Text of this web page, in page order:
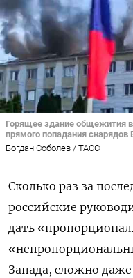
Горящее здание общежития
прямого попадания снарядов
Богдан Соболев / ТАСС
Сколько раз за
российские
дать
Запада, сложно